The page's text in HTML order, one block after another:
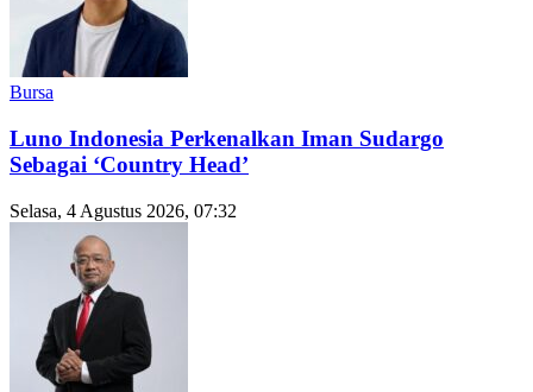
Bursa
Luno Indonesia Perkenalkan Iman Sudargo
Sebagai ‘Country Head’
Selasa, 4 Agustus 2026, 07:32